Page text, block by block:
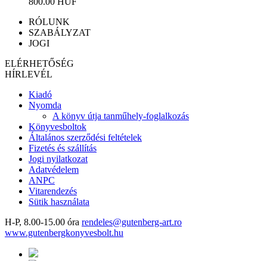
RÓLUNK
SZABÁLYZAT
JOGI
ELÉRHETŐSÉG
HÍRLEVÉL
Kiadó
Nyomda
A könyv útja tanműhely-foglalkozás
Könyvesboltok
Általános szerződési feltételek
Fizetés és szállítás
Jogi nyilatkozat
Adatvédelem
ANPC
Vitarendezés
Sütik használata
H-P, 8.00-15.00 óra rendeles@gutenberg-art.ro
www.gutenbergkonyvesbolt.hu